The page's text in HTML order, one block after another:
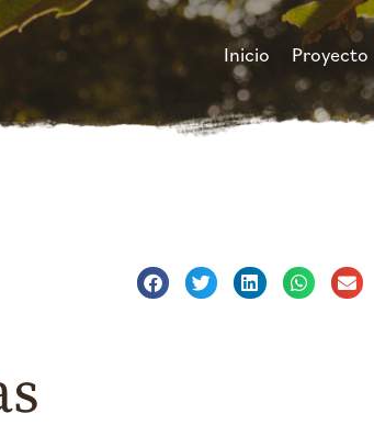
Inicio Proyecto